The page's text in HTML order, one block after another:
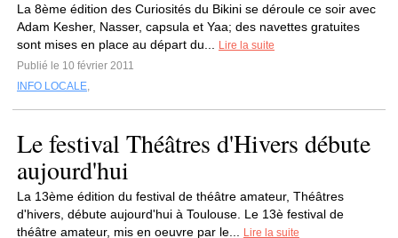
La 8ème édition des Curiosités du Bikini se déroule ce soir avec
Adam Kesher, Nasser, capsula et Yaa; des navettes gratuites
sont mises en place au départ du...
Lire la suite
Publié le 10 février 2011
INFO LOCALE,
Le festival Théâtres d'Hivers débute
aujourd'hui
La 13ème édition du festival de théâtre amateur, Théâtres
d'hivers, débute aujourd'hui à Toulouse. Le 13è festival de
théâtre amateur, mis en oeuvre par le...
Lire la suite